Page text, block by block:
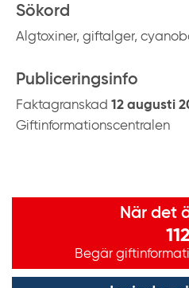
Sökord
Algtoxiner, giftalger,
Publiceringsinfo
Faktagranskad 12 augusti
Giftinformationscentralen
Viktig information
När det
112
Begär